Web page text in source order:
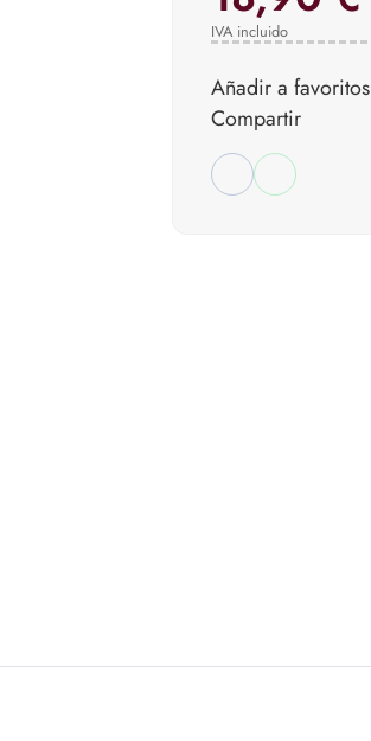
IVA incluido
Añadir a favoritos
Compartir